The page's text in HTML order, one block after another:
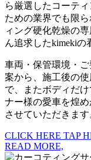
ら厳選したコーテ
ための業界でも限
ィング硬化乾燥の
ん追求したkimekiの
車両・保管環境・
案から、施工後の
で、またボディだ
ナー様の愛車を煌
させていただきます
CLICK HERE TAP
READ MORE,